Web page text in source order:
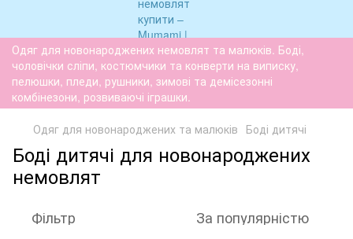
Одяг для новонароджених немовлят та малюків. Боді,
чоловічки сліпи, костюмчики та конверти на виписку,
пелюшки, пледи, рушники, зимові та демісезонні
комбінезони, розвиваючі іграшки.
Одяг для новонароджених та малюків Боді дитячі
Боді дитячі для новонароджених
немовлят
Фільтр За популярністю